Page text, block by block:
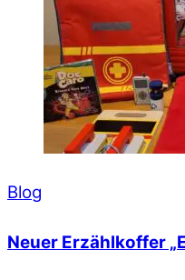
Blog
Neuer Erzählkoffer